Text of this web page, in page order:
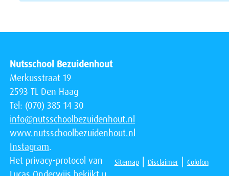
Nutsschool Bezuidenhout
Merkusstraat 19
2593 TL Den Haag
Tel: (070) 385 14 30
info@nutsschoolbezuidenhout.nl
www.nutsschoolbezuidenhout.nl
Instagram.
Het privacy-protocol van
Sitemap| Disclaimer | Colofon